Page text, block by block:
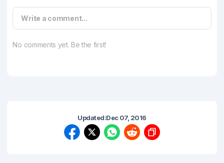
Write a comment...
No comments yet. Be the first!
Updated:Dec 07, 2016